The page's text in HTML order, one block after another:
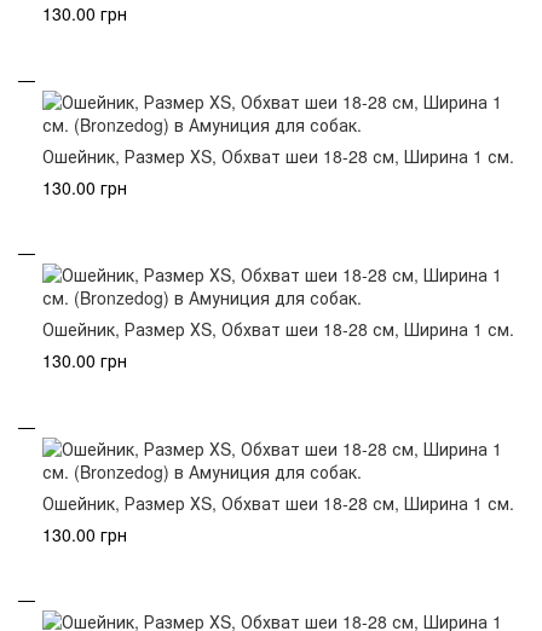
130.00 грн
Ошейник, Размер ХS, Обхват шеи 18-28 см, Ширина 1 см.
130.00 грн
Ошейник, Размер ХS, Обхват шеи 18-28 см, Ширина 1 см.
130.00 грн
Ошейник, Размер ХS, Обхват шеи 18-28 см, Ширина 1 см.
130.00 грн